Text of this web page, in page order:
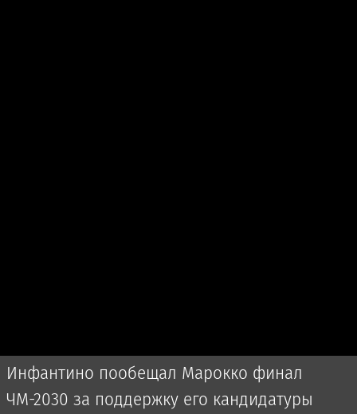
Инфантино пообещал Марокко финал
ЧМ-2030 за поддержку его кандидатуры